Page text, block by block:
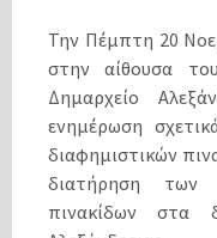
Την Πέμπτη 20
στην αίθουσα
Δημαρχείο
ενημέρωση
διαφημιστικών
διατήρηση των
πινακίδων στα